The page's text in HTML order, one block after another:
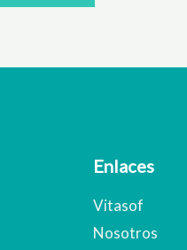
Enlaces
Vitasof
Nosotros